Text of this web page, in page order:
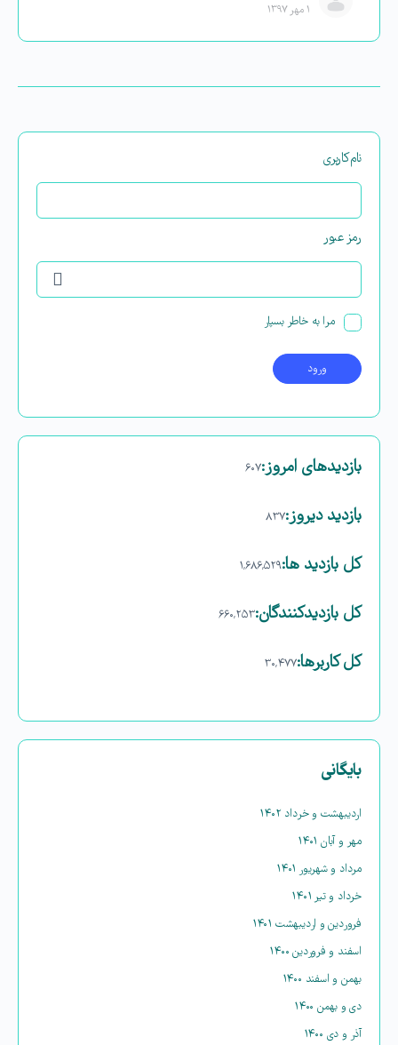
۱ مهر ۱۳۹۷
نام‌کاربری
رمز عبور
مرا به خاطر بسپار
بازدیدهای امروز:۶۰۷
بازدید دیروز:۸۳۷
کل بازدید ها:۱,۶۸۶,۵۲۹
کل بازدیدکنند‌گان:۶۶۰,۲۵۳
کل کاربرها:۳۰,۴۷۷
بایگانی
اردیبهشت و خرداد ۱۴۰۲
مهر و آبان ۱۴۰۱
مرداد و شهریور ۱۴۰۱
خرداد و تیر ۱۴۰۱
فروردین و اردیبهشت ۱۴۰۱
اسفند و فروردین ۱۴۰۰
بهمن و اسفند ۱۴۰۰
دی و بهمن ۱۴۰۰
آذر و دی ۱۴۰۰